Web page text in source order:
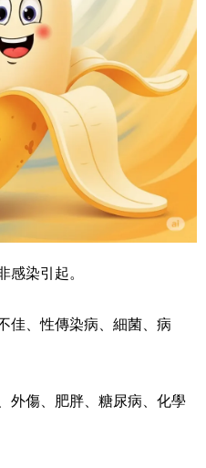
感染引起。
佳、性傳染病、細菌、病
外傷、肥胖、糖尿病、化學